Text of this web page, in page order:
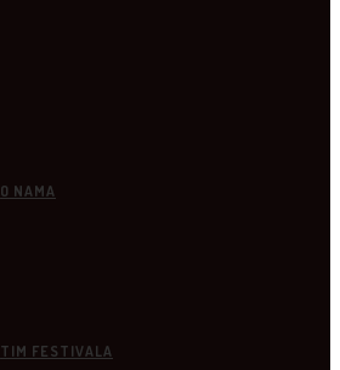
O NAMA
TIM FESTIVALA